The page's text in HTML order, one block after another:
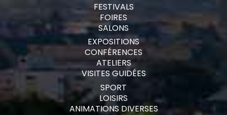
FESTIVALS
FOIRES
SALONS
EXPOSITIONS
CONFÉRENCES
ATELIERS
VISITES GUIDÉES
SPORT
LOISIRS
ANIMATIONS DIVERSES